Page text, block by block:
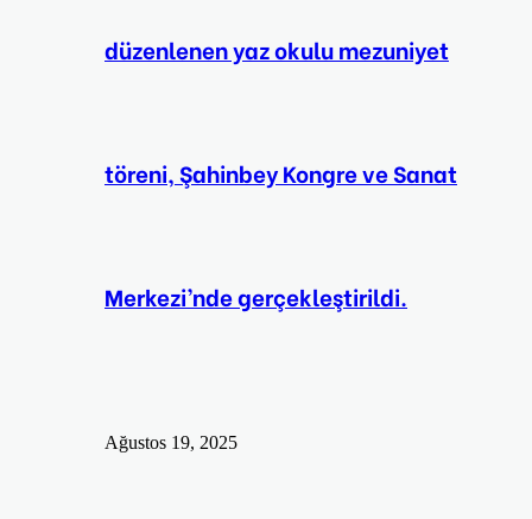
düzenlenen yaz okulu mezuniyet
töreni, Şahinbey Kongre ve Sanat
Merkezi’nde gerçekleştirildi.
Ağustos 19, 2025